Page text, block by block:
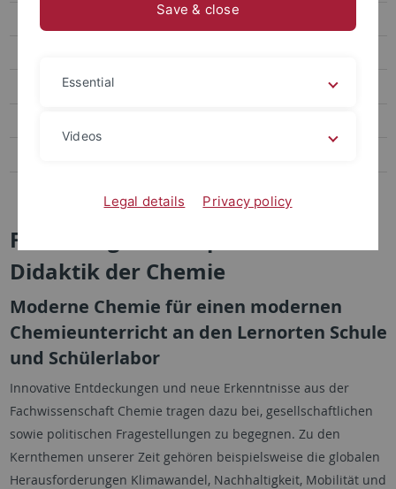
Materialien
Forschungsschwerpunkte der
Didaktik der Chemie
Moderne Chemie für einen modernen
Chemieunterricht an den Lernorten Schule
und Schülerlabor
Innovative Entdeckungen und neue Erkenntnisse aus der
Fachwissenschaft Chemie tragen dazu bei, gesellschaftlichen
sowie politischen Fragestellungen zu begegnen. Zu den
Kernthemen unserer Zeit gehören beispielsweise die globalen
Herausforderungen Klimawandel, Nachhaltigkeit, Mobilität und
Save & close
Essential
Videos
Legal details Privacy policy